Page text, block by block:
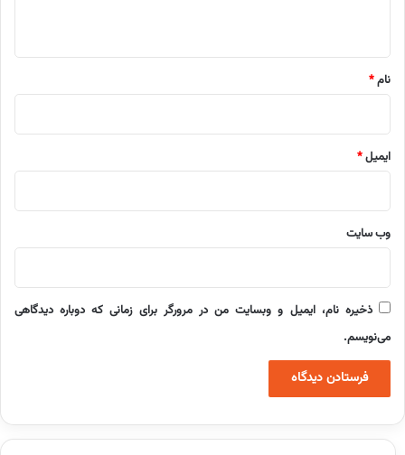
نام*
ایمیل*
وب‌ سایت
ذخیره نام، ایمیل و وبسایت من در مرورگر برای زمانی که دوباره دیدگاهی
می‌نویسم.